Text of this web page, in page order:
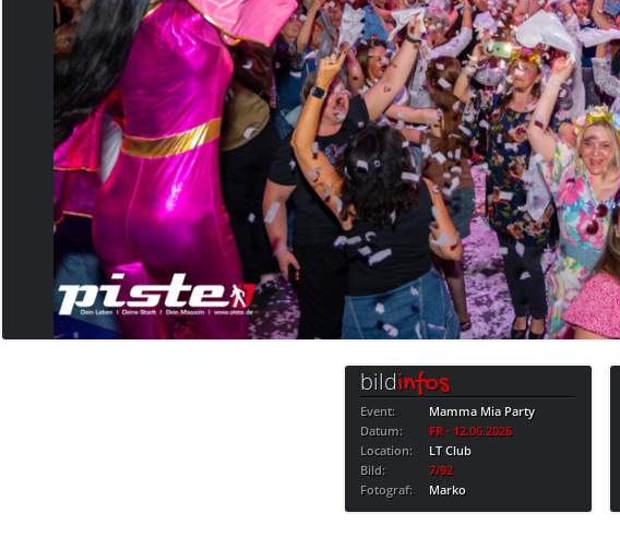
bildinfos
Event:
Mamma Mia Party
Datum:
FR · 12.06.2026
Location:
LT Club
Bild:
7/92
Fotograf:
Marko